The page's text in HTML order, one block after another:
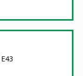
E43